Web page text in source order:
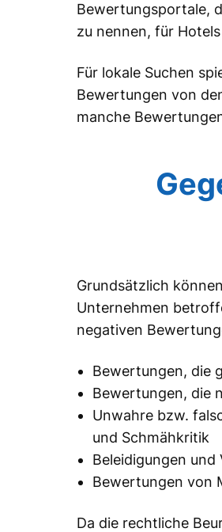
Bewertungsportale,
zu nennen, für
Für lokale Suchen
Bewertungen von
manche
Grundsätzlich
Unternehmen
negativen
Bewertungen, die
Bewertungen, die
Unwahre bzw.
und Schmähkritik
Beleidigungen und
Bewertungen von
Da die rechtliche